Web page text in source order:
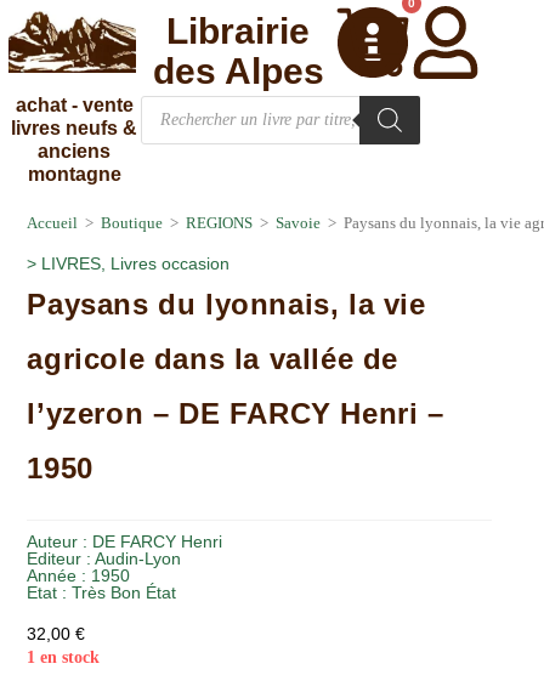
achat - vente
livres neufs &
anciens
montagne
0
Librairie
des Alpes
Accueil > Boutique > REGIONS > Savoie > Paysans du lyonnais, la vie
> LIVRES, Livres occasion
Paysans du lyonnais, la vie
agricole dans la vallée de
l’yzeron – DE FARCY Henri –
1950
Auteur : DE FARCY Henri
Editeur :Audin-Lyon
Année : 1950
Etat :Très Bon État
32,00€
1 en stock